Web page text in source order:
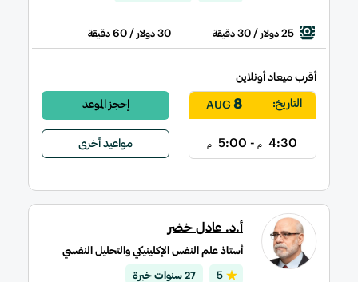
25 دولار / 30 دقيقة 30 دولار / 60 دقيقة
أقرب ميعاد أونلاين
التاريخ:
8
AUG
4:30 م - 5:00 م
إحجز الموعد
مواعيد أخرى
أ.د. عادل خضر
أستاذ علم النفس الإكلينيكي والتحليل النفسي
5 27 سنوات خبرة